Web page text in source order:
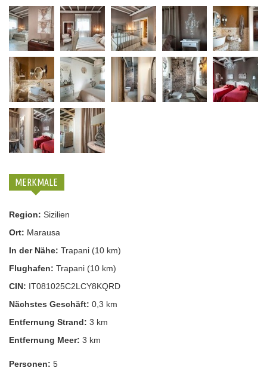
MERKMALE
Region: Sizilien
Ort: Marausa
In der Nähe: Trapani (10 km)
Flughafen: Trapani (10 km)
CIN: IT081025C2LCY8KQRD
Nächstes Geschäft: 0,3 km
Entfernung Strand: 3 km
Entfernung Meer: 3 km
Personen: 5